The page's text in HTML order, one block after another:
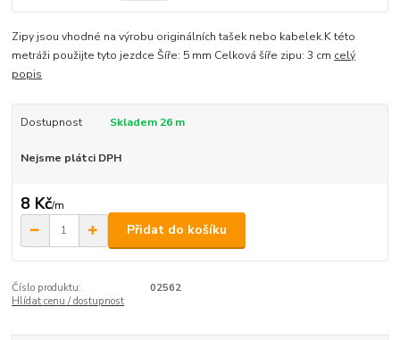
Zipy jsou vhodné na výrobu originálních tašek nebo kabelek.K této
metráži použijte tyto jezdce Šíře: 5 mm Celková šíře zipu: 3 cm celý
popis
Dostupnost Skladem 26 m
Nejsme plátci DPH
8 Kč/m
Přidat do košíku
Číslo produktu:
02562
Hlídat cenu / dostupnost